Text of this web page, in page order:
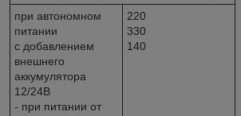
при автономном
питании
с добавлением
внешнего
аккумулятора
12/24В
- при питании от
220
330
140